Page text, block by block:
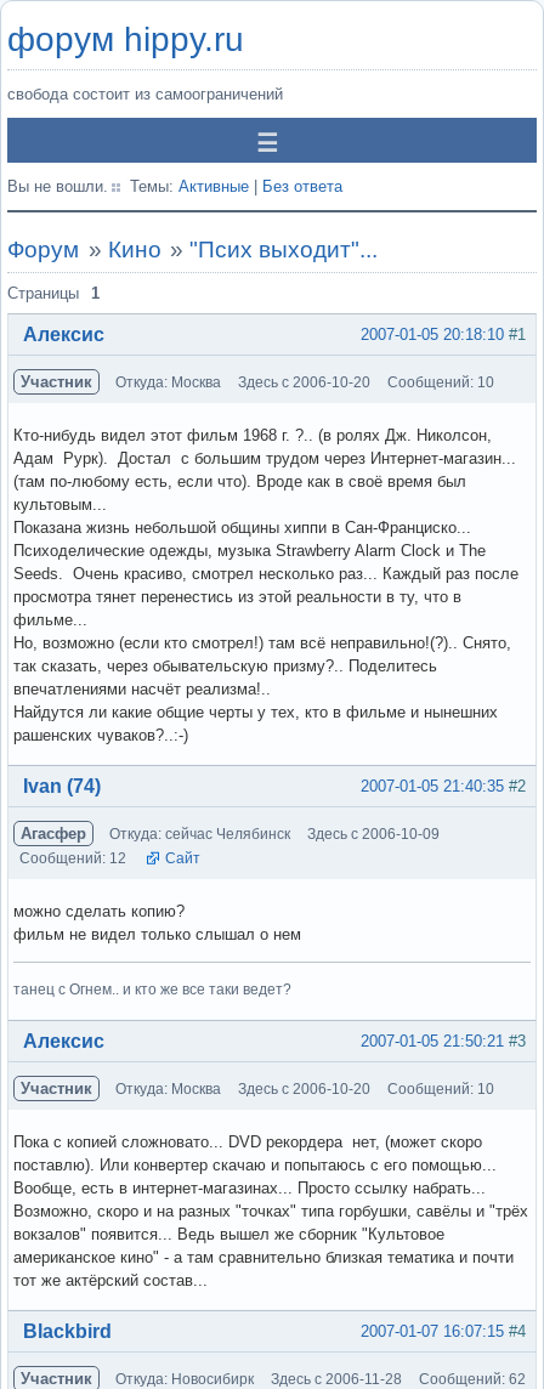
форум hippy.ru
свобода состоит из самоограничений
Вы не вошли. Темы: Активные Без ответа
Форум » Кино »"Псих выходит"...
Страницы 1
#1
2007-01-05 20:18:10
Алексис
Участник Откуда: Москва Здесь с 2006-10-20 Сообщений: 10
Кто-нибудь видел этот фильм 1968 г. ?.. (в ролях Дж. Николсон,
Адам Рурк). Достал с большим трудом через Интернет-магазин...
(там по-любому есть, если что). Вроде как в своё время был
культовым...
Показана жизнь небольшой общины хиппи в Сан-Франциско...
Психоделические одежды, музыка Strawberry Alarm Clock и The
Seeds. Очень красиво, смотрел несколько раз... Каждый раз после
просмотра тянет перенестись из этой реальности в ту, что в
фильме...
Но, возможно (если кто смотрел!) там всё неправильно!(?).. Снято,
так сказать, через обывательскую призму?.. Поделитесь
впечатлениями насчёт реализма!..
Найдутся ли какие общие черты у тех, кто в фильме и нынешних
рашенских чуваков?..:-)
Вне форума #2
2007-01-05 21:40:35
Ivan (74)
Агасфер Откуда: сейчас Челябинск
Здесь с 2006-10-09
Сообщений: 12
Сайт
можно сделать копию?
фильм не видел только слышал о нем
танец с Огнем.. и кто же все таки ведет?
Вне форума #3
2007-01-05 21:50:21
Алексис
Участник Откуда: Москва Здесь с 2006-10-20 Сообщений: 10
Пока с копией сложновато... DVD рекордера нет, (может скоро
поставлю). Или конвертер скачаю и попытаюсь с его помощью...
Вообще, есть в интернет-магазинах... Просто ссылку набрать...
Возможно, скоро и на разных "точках" типа горбушки, савёлы и "трёх
вокзалов" появится... Ведь вышел же сборник "Культовое
американское кино" - а там сравнительно близкая тематика и почти
тот же актёрский состав...
Вне форума #4
2007-01-07 16:07:15
Blackbird
Участник Откуда: Новосибирк Здесь с 2006-11-28
Сообщений: 62